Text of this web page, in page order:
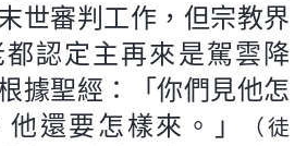
世審判工作，但宗教界
認定主再來是駕雲降
據聖經：「你們見他怎
還要怎樣來。」
（徒